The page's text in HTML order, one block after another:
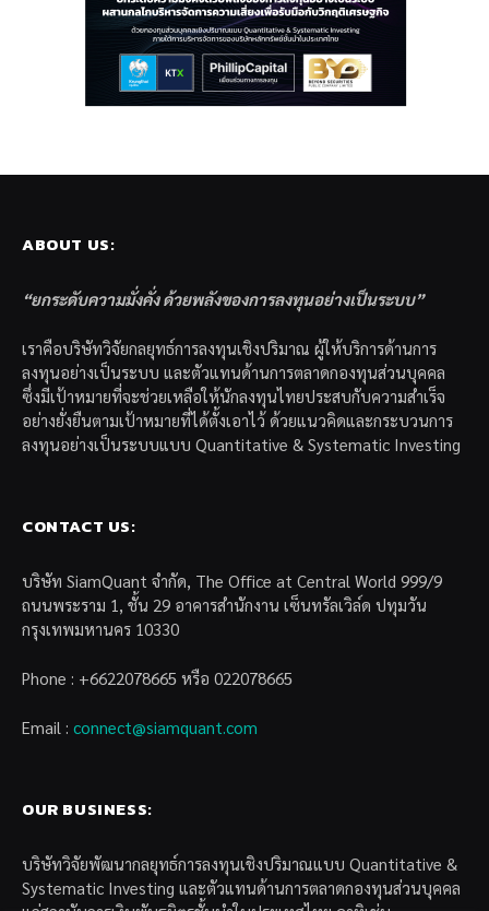
ABOUT US:
“ยกระดับความมั่งคั่ง ด้วยพลังของการลงทุนอย่างเป็นระบบ”
เราคือบริษัทวิจัยกลยุทธ์การลงทุนเชิงปริมาณ ผู้ให้บริการด้านการ
ลงทุนอย่างเป็นระบบ และตัวแทนด้านการตลาดกองทุนส่วนบุคคล
ซึ่งมีเป้าหมายที่จะช่วยเหลือให้นักลงทุนไทยประสบกับความสำเร็จ
อย่างยั่งยืนตามเป้าหมายที่ได้ตั้งเอาไว้ ด้วยแนวคิดและกระบวนการ
ลงทุนอย่างเป็นระบบแบบ Quantitative & Systematic Investing
CONTACT US:
บริษัท SiamQuant จำกัด, The Office at Central World 999/9
ถนนพระราม 1, ชั้น 29 อาคารสำนักงาน เซ็นทรัลเวิล์ด ปทุมวัน
กรุงเทพมหานคร 10330
Phone : +6622078665 หรือ 022078665
Email : connect@siamquant.com
OUR BUSINESS:
บริษัทวิจัยพัฒนากลยุทธ์การลงทุนเชิงปริมาณแบบ Quantitative &
Systematic Investing และตัวแทนด้านการตลาดกองทุนส่วนบุคคล